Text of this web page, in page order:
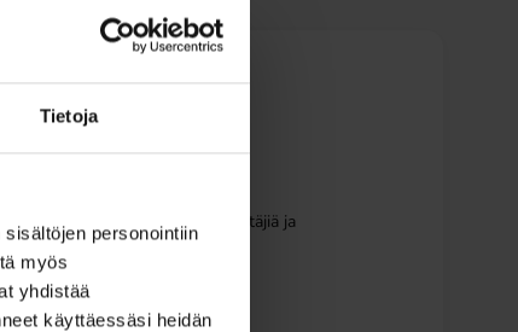
Tietoja
personointiin
myös
yhdistää
käyttäessäsi heidän
järjestäjiä ja